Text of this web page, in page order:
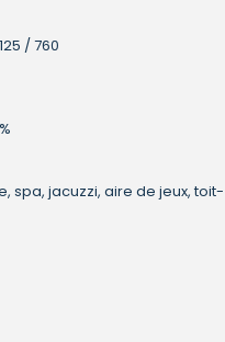
125 / 760
spa, jacuzzi, aire de jeux, toit-